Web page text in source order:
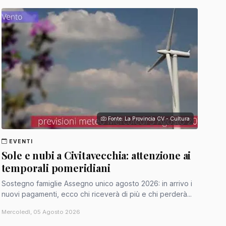
Fonte: La Provincia CV - Cultura
EVENTI
Sole e nubi a Civitavecchia: attenzione ai
temporali pomeridiani
Sostegno famiglie Assegno unico agosto 2026: in arrivo i
nuovi pagamenti, ecco chi riceverà di più e chi perderà...
Mercoledì, 05 Agosto 2026